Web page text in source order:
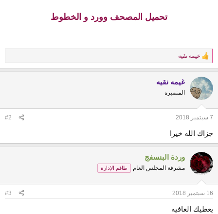
تحميل المصحف وورد و الخطوط
R
e
c
t
i
s
غيمه نقيه
غيمه نقيه
المتميزة
7 سبتمبر 2018 #2
جزاك الله خيرا
وردة البنسفج
مشرفة المجلس العام طاقم الإدارة
16 سبتمبر 2018 #3
يعطيك العافيه